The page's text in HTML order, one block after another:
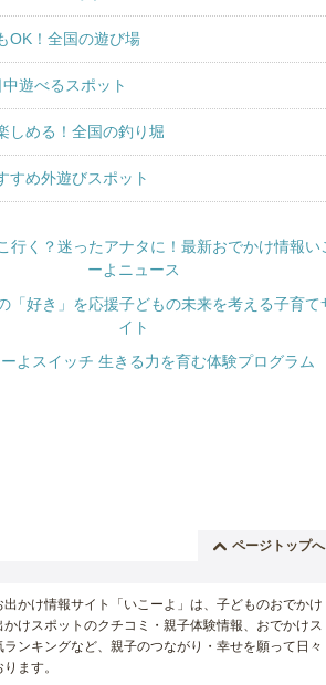
OK！全国の遊び場
遊べるスポット
しめる！全国の釣り堀
すめ外遊びスポット
ページトップへ
出かけ情報サイト「いこーよ」は、子どものおでかけ
かけスポットのクチコミ・親子体験情報、おでかけス
ンキングなど、親子のつながり・幸せを願って日々
ます。